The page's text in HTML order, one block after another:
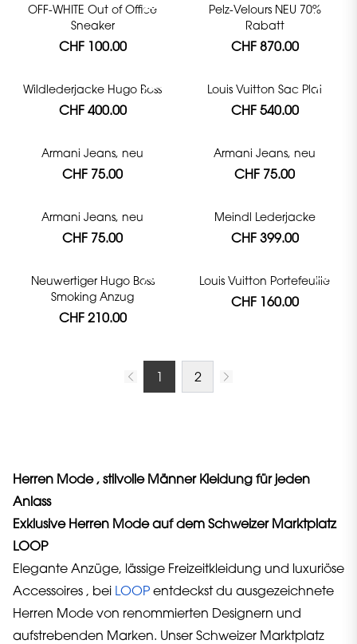
OFF-WHITE Out of Office
Sneaker
CHF 100.00
Pelz-Velours NEU 70%
Rabatt
CHF 870.00
Wildlederjacke Hugo Boss
CHF 400.00
Louis Vuitton Sac Plat
CHF 540.00
Armani Jeans, neu
CHF 75.00
Armani Jeans, neu
CHF 75.00
Armani Jeans, neu
CHF 75.00
Meindl Lederjacke
CHF 399.00
Neuwertiger Hugo Boss
Smoking Anzug
CHF 210.00
Louis Vuitton Portefeuille
CHF 160.00
2
Herren Mode , stilvolle Männer Kleidung für jeden
Anlass
Exklusive Herren Mode auf dem Schweizer Marktplatz
LOOP
Elegante Anzüge, lässige Freizeitkleidung und luxuriöse
Accessoires , bei LOOP entdeckst du ausgezeichnete
Herren Mode von renommierten Designern und
aufstrebenden Marken. Unser Schweizer Marktplatz